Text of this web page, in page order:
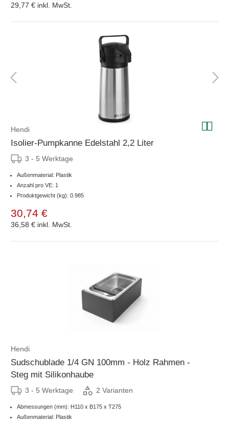
29,77 € inkl. MwSt.
Hendi
Isolier-Pumpkanne Edelstahl 2,2 Liter
3 - 5 Werktage
Außenmaterial: Plastik
Anzahl pro VE: 1
Produktgewicht (kg): 0.985
30,74 €
36,58 € inkl. MwSt.
Hendi
Sudschublade 1/4 GN 100mm - Holz Rahmen -
Steg mit Silikonhaube
3 - 5 Werktage 2 Varianten
Abmessungen (mm): H110 x B175 x T275
Außenmaterial: Plastik